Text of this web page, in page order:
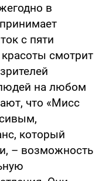
в
с пяти
смотрит
на любом
что «Мисс
который
– возможность